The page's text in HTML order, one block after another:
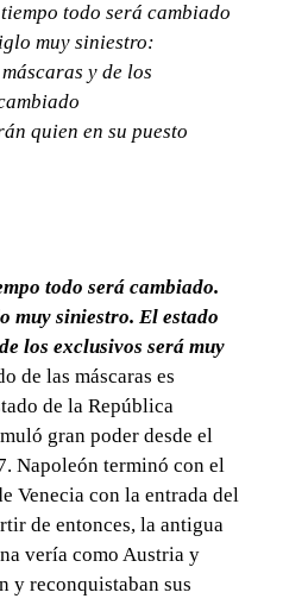
todo será cambiado
muy siniestro:
y de los
quien en su puesto
todo será cambiado.
muy siniestro. El estado
los exclusivos será muy
de las máscaras es
de la República
gran poder desde el
Napoleón terminó con el
Venecia con la entrada del
de entonces, la antigua
vería como Austria y
y reconquistaban sus